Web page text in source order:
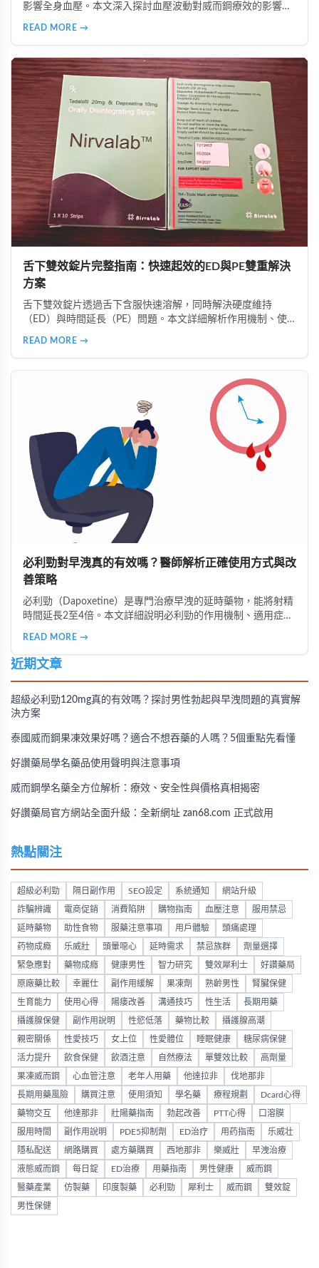
影響全身血壓。本文深入探討血壓波動對威而鋼療效的影響，
血壓、避免與降壓藥物併用、從低劑量開始等建議，幫助讀者
在兼顧安全的前提下提升性生活品質。
READ MORE →
舌下雙效錠片完整指南：快速起效的ED與PE雙重解決
方案
舌下雙效錠片透過舌下含服快速溶解，同時解決硬度維持
（ED）與時間延長（PE）問題。本文詳細解析作用機制、使
READ MORE →
必利勁對早洩真的有效嗎？醫師解析正確使用方式與改
善策略
必利勁（Dapoxetine）是專門治療早洩的延時藥物，能將射精
時間延長2至4倍。本文詳細說明必利勁的作用機制、適用症
活調整的完整指南。
READ MORE →
近期文章
超級必利勁120mg真的有效嗎？探討男性勃起與早洩問題的真實解
決方案
泰國威而鋼果凍效果好嗎？適合不想吞藥的人嗎？5個重點先看懂
好讚藥局學名藥品使用聲明與注意事項
威而鋼學名藥全方位解析：療效、安全性與價格真相揭密
好讚藥局官方網站全面升級：全新網址 zan68.com 正式啟用
熱點關注
超級必利勁 隔日副作用 SEO設定 系統通知 網站升級
詐騙辨識 電商促銷 消費陷阱 購物指南 血壓注意 服用禁忌
延時藥物 助性食物 服藥注意事項 用戶體驗 頭痛處理
药物成瘾 乐威壯 頭暈噁心 延時需求 禁忌族群 劑量選擇
緊急應對 藥物成癮 健康男性 智力研究 雙效犀利士 好讚藥局
原廠藥比較 幸麗仕 副作用緩解 果凍劑 熟齡男性 腎臟保健
生育能力 使用心得 陽痿改善 溝通技巧 性生活 長期用藥
攝護腺保健 副作用說明 性慾低落 藥物比較 攝護腺高潮
親密關係 性愛技巧 女上位 性愛體位 睡眠健康 糖尿病保健
活力提升 飲食保健 飲酒注意 自然療法 單雙效比較 高劑量
果凍威而鋼 心血管注意 老年人用藥 他達拉非 伐地那非
長期用藥風險 購買注意 使用須知 學名藥 療程規劃 Dcard心得
藥物交互 他達那非 壯陽藥指南 勃起改善 PTT心得 口溶膜
服用時間 副作用說明 PDE5抑制劑 ED治疗 用药指南 乐威壮
隱私配送 網路購買 處方藥購買 西地那非 樂威壯 早洩治療
液態威而鋼 每日錠 ED治療 用藥指南 男性健康 威而鋼
醫藥產業 仿製藥 印度製藥 必利勁 犀利士 威而鋼 雙效錠
男性保健